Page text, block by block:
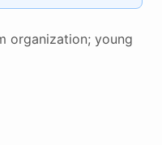
organization; young